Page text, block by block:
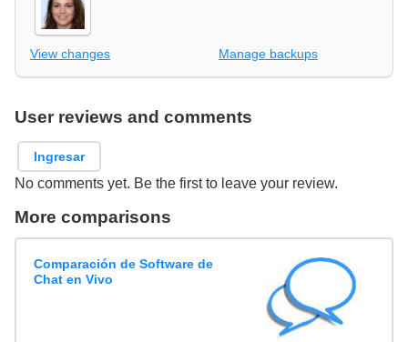
View changes Manage backups
User reviews and comments
Ingresar
No comments yet. Be the first to leave your review.
More comparisons
Comparación de Software de
Chat en Vivo